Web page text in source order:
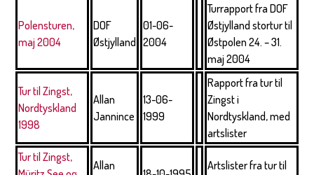
Polensturen,
maj 2004
DOF
Østjylland
01-06-
2004
Turrapport fra DOF
Østjylland stortur til
Østpolen 24. – 31.
maj 2004
Tur til Zingst,
Nordtyskland
1998
Allan
Jannince
13-06-
1999
Rapport fra tur til
Zingst i
Nordtyskland, med
artslister
Tur til Zingst,
Allan
Artslister fra tur til